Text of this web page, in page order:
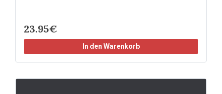
23.95€
In den Warenkorb